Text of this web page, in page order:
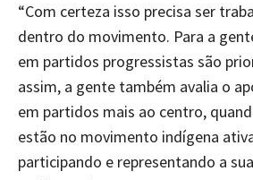
“Com certeza isso precisa ser
dentro do movimento. Para a
em partidos progressistas são
assim, a gente também avalia o
em partidos mais ao centro,
estão no movimento indígena
participando e representando a